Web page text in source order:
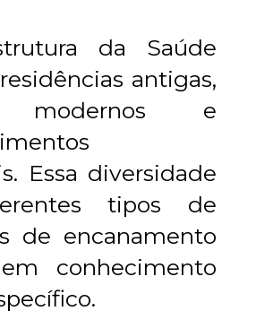
da Saúde
antigas,
modernos e
Essa diversidade
tipos de
de encanamento
conhecimento